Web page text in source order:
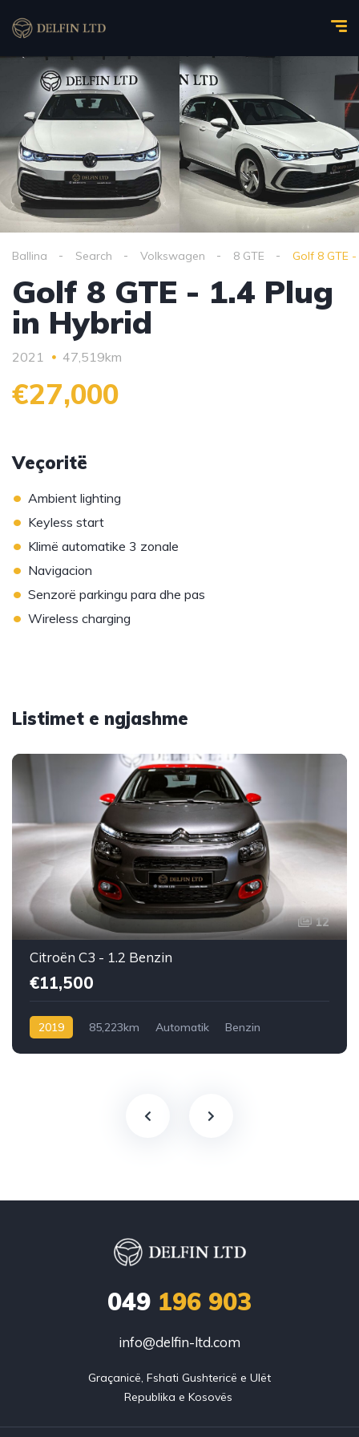
Ballina Search Volkswagen 8 GTE Golf 8 GTE
Golf 8 GTE - 1.4 Plug
in Hybrid
2021 47,519km
€27,000
Veçoritë
• Ambient lighting
• Keyless start
• Klimë automatike 3 zonale
• Navigacion
• Senzorë parkingu para dhe pas
• Wireless charging
Listimet e ngjashme
12
Citroën C3 - 1.2 Benzin
€11,500
2019 85,223km Automatik Benzin
049 196 903
info@delfin-ltd.com
Graçanicë, Fshati Gushtericë e Ulët